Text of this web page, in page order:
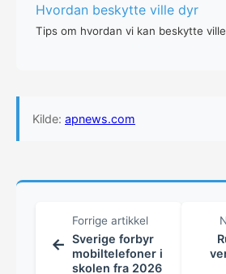
Hvordan beskytte ville dyr
Tips om hvordan vi kan beskytte
Kilde: apnews.com
←
Forrige artikkel
Sverige forbyr
mobiltelefoner i
skolen fra 2026